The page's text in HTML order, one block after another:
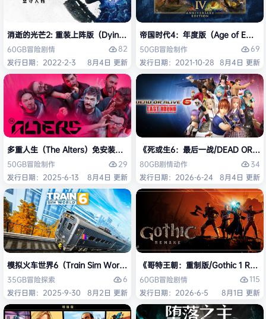
消逝的光芒2: 重装上阵版（Dying Light 2 Stay Human: Reloaded
60GB冒险剧情
82
发行日期：2022-2-3
8月4日 更新
帝国时代4：年度版（Age of
50GB冒险制作
69
发行日期：2021-10-28 8月4日 更新
多重人生（The Alters）免安装中文版
50GB冒险制作
29
发行日期：2025-6-13
8月4日 更新
《死或生6：最后一战/DEAD OR
80GB剧情动作
34
发行日期：2026-6-24
8月4日 更新
模拟火车世界6（Train Sim World 6）免安装中文版
35GB冒险探索
6
发行日期：2025-9-30
8月2日 更新
《哥特王朝：重制版/Gothic 1
60GB冒险剧情
115
发行日期：2026-6-5
8月1日 更新